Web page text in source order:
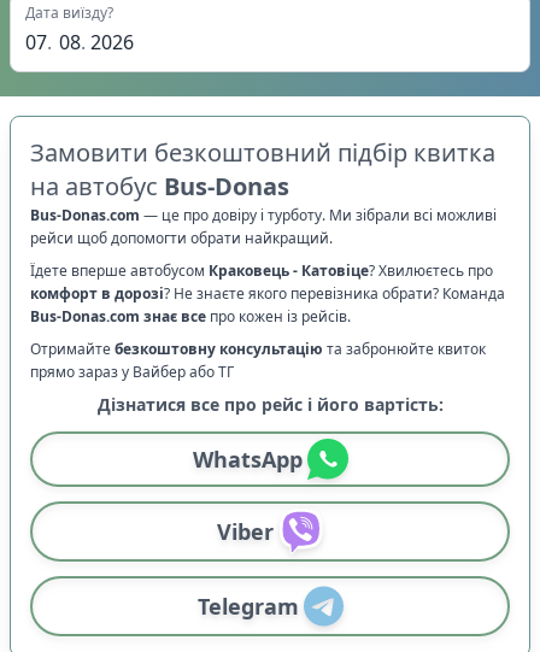
Дата виїзду?
07. 08. 2026
Замовити безкоштовний підбір квитка
на автобус Bus-Donas
Bus-Donas.com — це про довіру і турботу. Ми зібрали всі можливі
рейси щоб допомогти обрати найкращий.
Їдете вперше автобусом Краковець- Катовіце? Хвилюєтесь про
комфорт в дорозі? Не знаєте якого перевізника обрати? Команда
Bus-Donas.com знає все про кожен із рейсів.
Отримайтебезкоштовну консультацію та забронюйте квиток
прямо зараз у Вайбер або ТГ
Дізнатися все про рейс і його вартість:
WhatsApp
Viber
Telegram